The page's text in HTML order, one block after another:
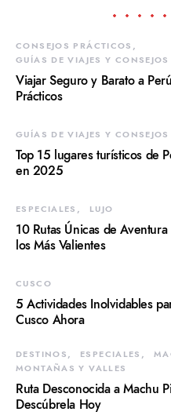
CONSEJOS PRÁCTICOS
GUÍAS DE VIAJES Y CONSEJOS
Viajar Seguro y Barato a
Prácticos
GUÍAS DE VIAJES Y CONSEJOS
Top 15 lugares turísticos de
en 2025
ESPECIALES LUJO
10 Rutas Únicas de
los Más Valientes
CUSCO
5 Actividades Inolvidables
Cusco Ahora
DESTINOS ESPECIALES
MONTAÑAS Y VALLES
Ruta Desconocida a Machu
Descúbrela Hoy